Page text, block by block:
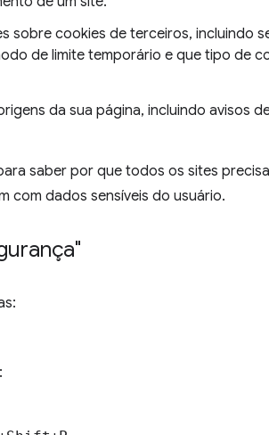
sobre cookies de terceiros, incluindo
de limite temporário e que tipo de
da sua página, incluindo avisos
saber por que todos os sites
com dados sensíveis do usuário.